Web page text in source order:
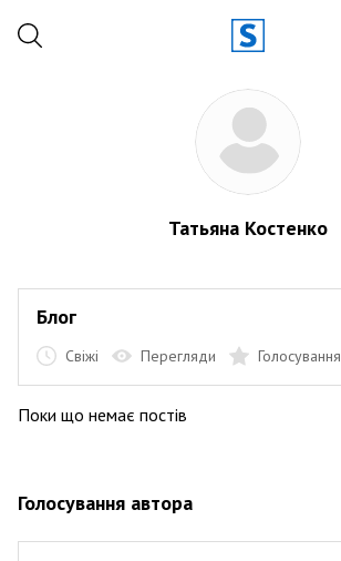
Татьяна Костенко
Блог
Свіжі Перегляди Голосування
Поки що немає постів
Голосування автора